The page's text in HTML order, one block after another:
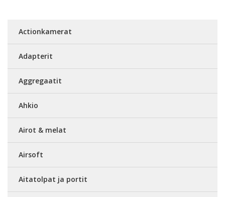
Actionkamerat
Adapterit
Aggregaatit
Ahkio
Airot & melat
Airsoft
Aitatolpat ja portit